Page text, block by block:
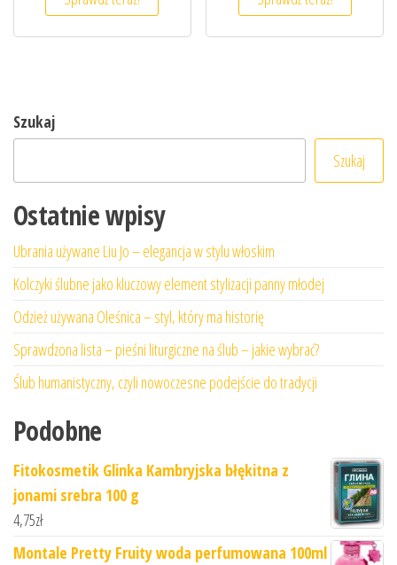
Szukaj
Szukaj
Ostatnie wpisy
Ubrania używane Liu Jo – elegancja w stylu włoskim
Kolczyki ślubne jako kluczowy element stylizacji panny młodej
Odzież używana Oleśnica – styl, który ma historię
Sprawdzona lista – pieśni liturgiczne na ślub – jakie wybrać?
Ślub humanistyczny, czyli nowoczesne podejście do tradycji
Podobne
Fitokosmetik Glinka Kambryjska błękitna z
jonami srebra 100 g
4,75zł
Montale Pretty Fruity woda perfumowana 100ml